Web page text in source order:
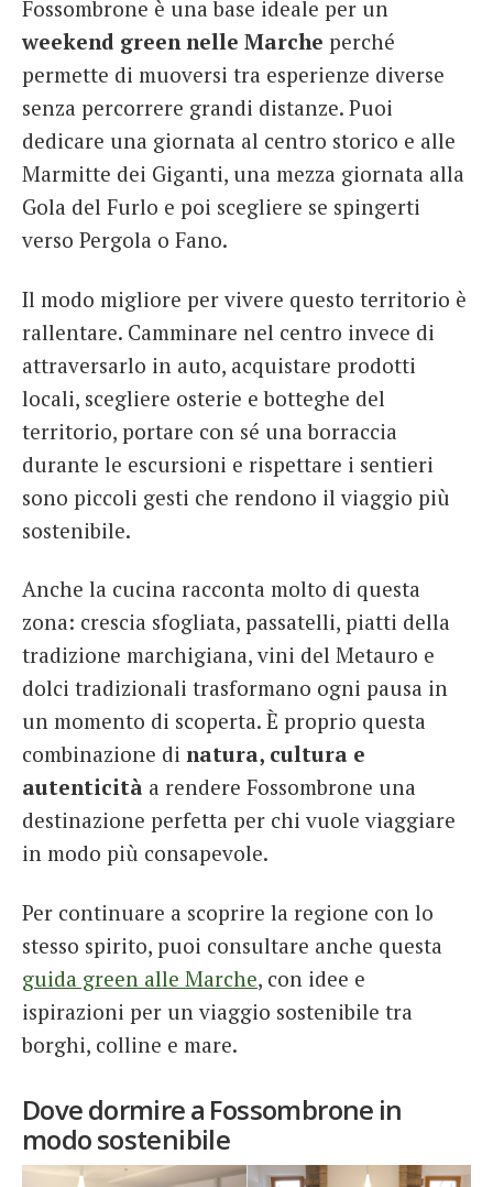
Fossombrone è una base ideale per un
weekend green nelle Marche perché
permette di muoversi tra esperienze diverse
senza percorrere grandi distanze. Puoi
dedicare una giornata al centro storico e alle
Marmitte dei Giganti, una mezza giornata alla
Gola del Furlo e poi scegliere se spingerti
verso Pergola o Fano.
Il modo migliore per vivere questo territorio è
rallentare. Camminare nel centro invece di
attraversarlo in auto, acquistare prodotti
locali, scegliere osterie e botteghe del
territorio, portare con sé una borraccia
durante le escursioni e rispettare i sentieri
sono piccoli gesti che rendono il viaggio più
sostenibile.
Anche la cucina racconta molto di questa
zona: crescia sfogliata, passatelli, piatti della
tradizione marchigiana, vini del Metauro e
dolci tradizionali trasformano ogni pausa in
un momento di scoperta. È proprio questa
combinazione di natura, cultura e
autenticità a rendere Fossombrone una
destinazione perfetta per chi vuole viaggiare
in modo più consapevole.
Per continuare a scoprire la regione con lo
stesso spirito, puoi consultare anche questa
guida green alle Marche, con idee e
ispirazioni per un viaggio sostenibile tra
borghi, colline e mare.
Dove dormire a Fossombrone in
modo sostenibile